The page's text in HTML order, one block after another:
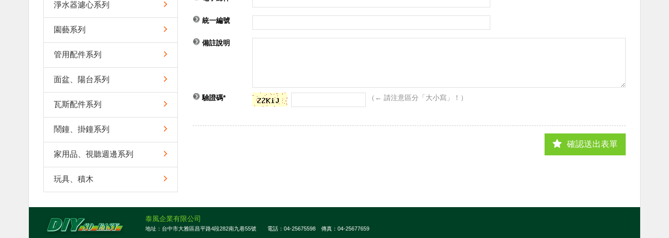
統一編號
備註說明
驗證碼* （← 請注意區分「大小寫」！）
確認送出表單
淨水器濾心系列
園藝系列
管用配件系列
面盆、陽台系列
瓦斯配件系列
鬧鐘、掛鐘系列
家用品、視聽週邊系列
玩具、積木
泰風企業有限公司
地址：台中市大雅區昌平路4段282南九巷55號 電話：04-25675598 傳真：04-25677659